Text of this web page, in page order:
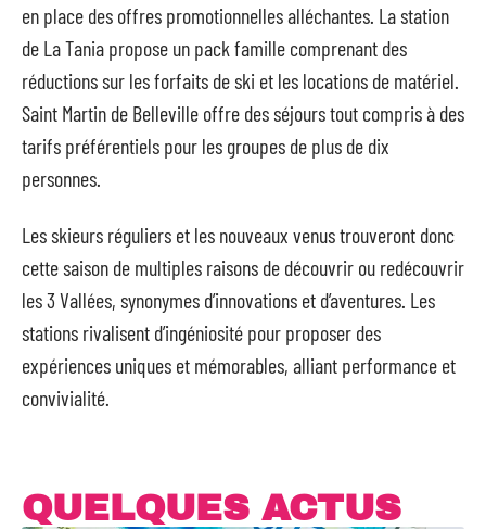
en place des offres promotionnelles alléchantes. La station
de La Tania propose un pack famille comprenant des
réductions sur les forfaits de ski et les locations de matériel.
Saint Martin de Belleville offre des séjours tout compris à des
tarifs préférentiels pour les groupes de plus de dix
personnes.
Les skieurs réguliers et les nouveaux venus trouveront donc
cette saison de multiples raisons de découvrir ou redécouvrir
les 3 Vallées, synonymes d’innovations et d’aventures. Les
stations rivalisent d’ingéniosité pour proposer des
expériences uniques et mémorables, alliant performance et
convivialité.
QUELQUES ACTUS